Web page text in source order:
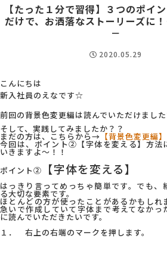
SNS広報
スタッフ紹介
最新ブログ
会社概要
アクセス
【たった１分で習得】３つのポイ
だけで、お洒落なストーリーズに
－
2020.05.29
こんにちは
新入社員のえなです☆
前回の背景色変更編は読んでいただけました
そして、実践してみましたか？？
まだの方は、こちらから→ 【背景色変更編】
今回は、ポイント②【字体を変える】方法
いきますよ～！！
ポイント②
【字体を変える】
はっきり言ってめっちゃ簡単です。でも、
る大切な要素です。
ほとんどの方が使ったことがあるかもしれ
急いで作成していて字体まで考えてなか
に読んでいただきたいです。
１． 右上の右端のマークを押します。